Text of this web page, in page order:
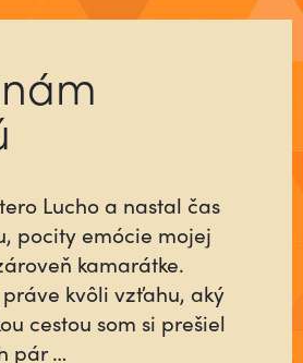
Lucho a nastal čas
pocity emócie mojej
kamarátke.
kvôli vzťahu, aký
cestou som si prešiel
pár …
stretli človeka, ktorý sa
vloží tak, ako keby
alebo o neho
nebude rátať čas, ani
vo váš prospech, ale